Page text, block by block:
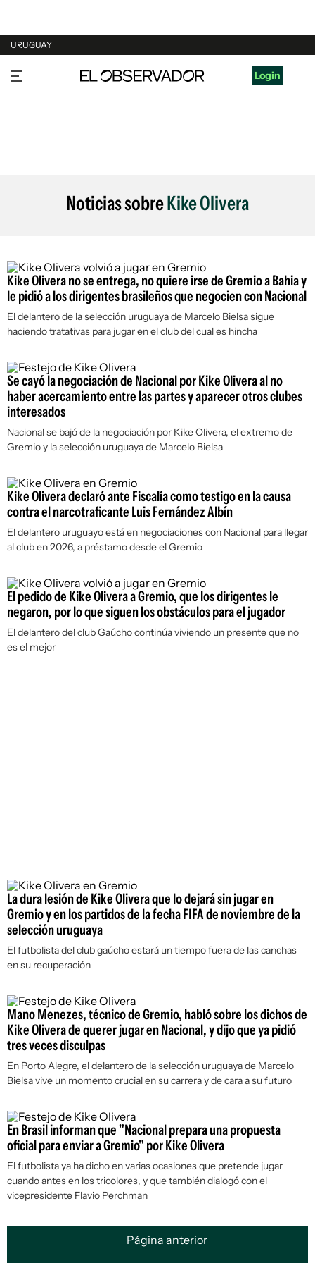
URUGUAY
URUGUAY
ARGENTINA
Login
Noticias sobreKike Olivera
Kike Olivera no se entrega, no quiere irse de Gremio a Bahia y
le pidió a los dirigentes brasileños que negocien con Nacional
El delantero de la selección uruguaya de Marcelo Bielsa sigue
haciendo tratativas para jugar en el club del cual es hincha
Se cayó la negociación de Nacional por Kike Olivera al no
haber acercamiento entre las partes y aparecer otros clubes
interesados
Nacional se bajó de la negociación por Kike Olivera, el extremo de
Gremio y la selección uruguaya de Marcelo Bielsa
Kike Olivera declaró ante Fiscalía como testigo en la causa
contra el narcotraficante Luis Fernández Albín
El delantero uruguayo está en negociaciones con Nacional para llegar
al club en 2026, a préstamo desde el Gremio
El pedido de Kike Olivera a Gremio, que los dirigentes le
negaron, por lo que siguen los obstáculos para el jugador
El delantero del club Gaúcho continúa viviendo un presente que no
es el mejor
La dura lesión de Kike Olivera que lo dejará sin jugar en
Gremio y en los partidos de la fecha FIFA de noviembre de la
selección uruguaya
El futbolista del club gaúcho estará un tiempo fuera de las canchas
en su recuperación
Mano Menezes, técnico de Gremio, habló sobre los dichos de
Kike Olivera de querer jugar en Nacional, y dijo que ya pidió
tres veces disculpas
En Porto Alegre, el delantero de la selección uruguaya de Marcelo
Bielsa vive un momento crucial en su carrera y de cara a su futuro
En Brasil informan que "Nacional prepara una propuesta
oficial para enviar a Gremio" por Kike Olivera
El futbolista ya ha dicho en varias ocasiones que pretende jugar
cuando antes en los tricolores, y que también dialogó con el
vicepresidente Flavio Perchman
Página anterior